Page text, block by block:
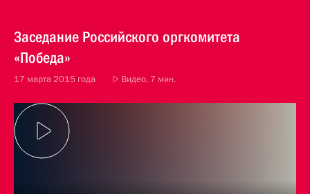
Заседание Российского оргкомитета
«Победа»
17 марта 2015 года Видео, 7 мин.